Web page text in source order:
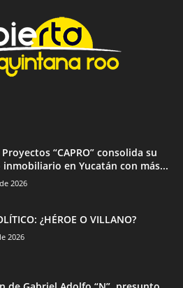
“CAPRO” consolida su
inmobiliario en Yucatán con más...
2026
¿HÉROE O VILLANO?
2026